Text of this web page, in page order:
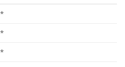
*
*
*